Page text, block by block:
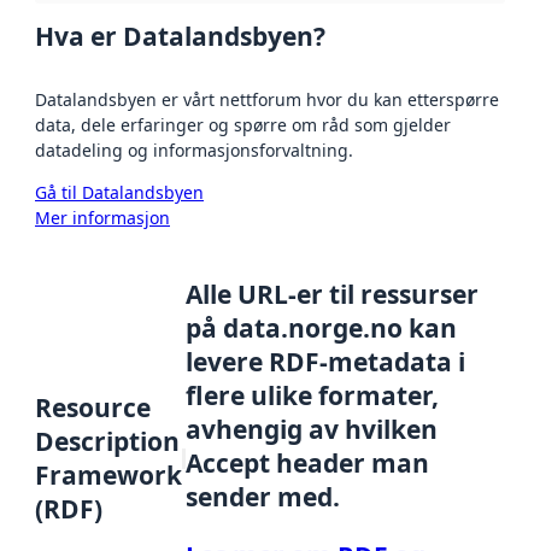
Hva er Datalandsbyen?
Datalandsbyen er vårt nettforum hvor du kan etterspørre
data, dele erfaringer og spørre om råd som gjelder
datadeling og informasjonsforvaltning.
Gå til Datalandsbyen
Mer informasjon
Resource
Description
Framework
(RDF)
Alle URL-er til ressurser
på data.norge.no kan
levere RDF-metadata i
flere ulike formater,
avhengig av hvilken
Accept header man
sender med.